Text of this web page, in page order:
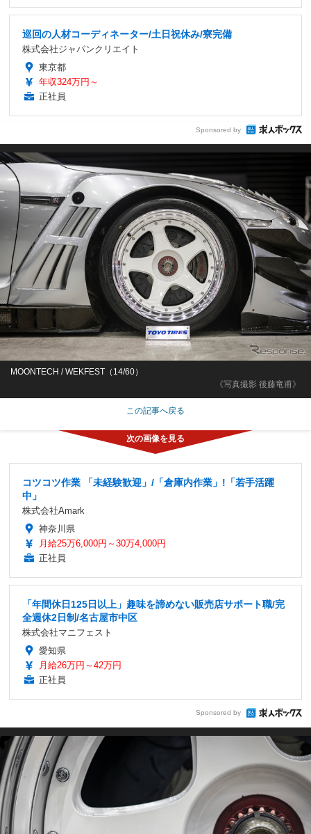
巡回の人材コーディネーター/土日祝休み/寮完備
株式会社ジャパンクリエイト
東京都
年収324万円～
正社員
Sponsored by
《写真撮影 後藤竜甫》
MOONTECH / WEKFEST（14/60）
この記事へ戻る
コツコツ作業 「未経験歓迎」/「倉庫内作業」!「若手活躍
中」
株式会社Amark
神奈川県
月給25万6,000円～30万4,000円
正社員
「年間休日125日以上」趣味を諦めない販売店サポート職/完
全週休2日制/名古屋市中区
株式会社マニフェスト
愛知県
月給26万円～42万円
正社員
Sponsored by